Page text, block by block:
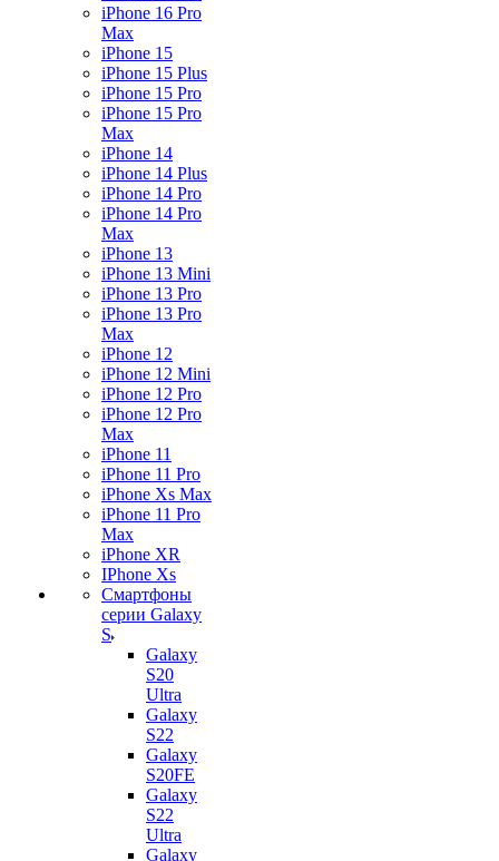
iPhone 16 Pro
Max
iPhone 15
iPhone 15 Plus
iPhone 15 Pro
iPhone 15 Pro
Max
iPhone 14
iPhone 14 Plus
iPhone 14 Pro
iPhone 14 Pro
Max
iPhone 13
iPhone 13 Mini
iPhone 13 Pro
iPhone 13 Pro
Max
iPhone 12
iPhone 12 Mini
iPhone 12 Pro
iPhone 12 Pro
Max
iPhone 11
iPhone 11 Pro
iPhone Xs Max
iPhone 11 Pro
Max
iPhone XR
IPhone Xs
Смартфоны
серии Galaxy
S
Galaxy
S20
Ultra
Galaxy
S22
Galaxy
S20FE
Galaxy
S22
Ultra
Galaxy